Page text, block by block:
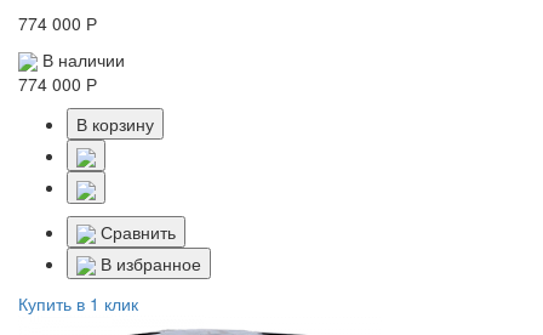
774 000 Р
В наличии
774 000 Р
В корзину
Сравнить
В избранное
Купить в 1 клик